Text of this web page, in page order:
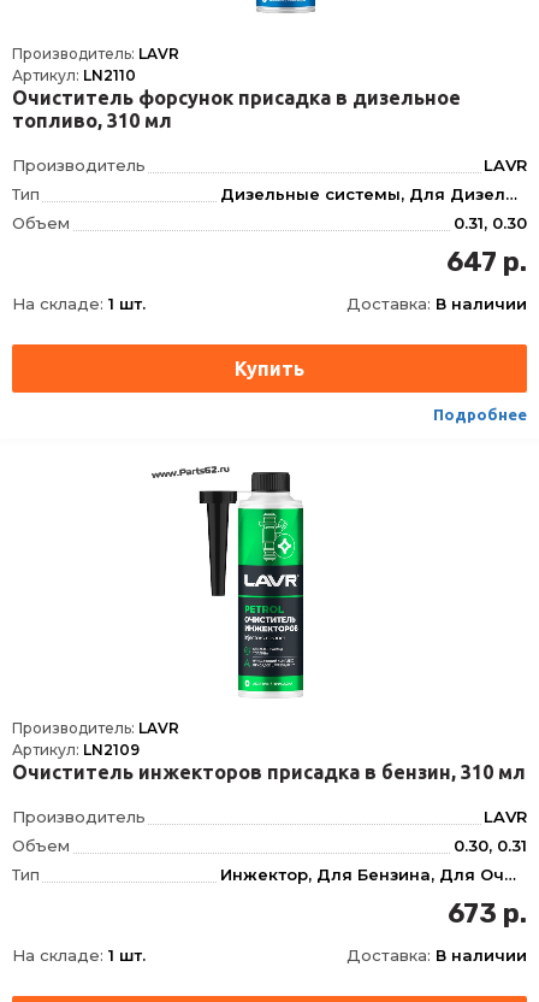
Производитель: LAVR
Артикул: LN2110
Очиститель форсунок присадка в дизельное
топливо, 310 мл
Производитель
LAVR
Тип
Дизельные системы, Для Дизеля, Для Очистки топливной системы, Инжектор, Топливной системы
Объем
0.31, 0.30
310 мл
62
Ширина
62
Условия хранения
±30
3811900000
647 р.
На складе: 1 шт. Доставка: В наличии
Подробнее
Производитель: LAVR
Артикул: LN2109
Очиститель инжекторов присадка в бензин, 310 мл
Производитель
LAVR
Объем
0.30, 0.31
Тип
Инжектор, Для Бензина, Для Очистки топливной системы, Бензиновые системы, Топливной системы
310 мл
62
Ширина
62
673 р.
На складе: 1 шт. Доставка: В наличии